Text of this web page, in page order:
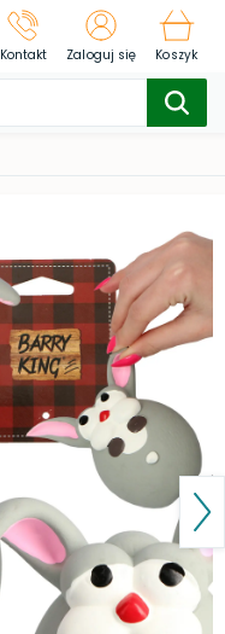
Kontakt Zaloguj się Koszyk